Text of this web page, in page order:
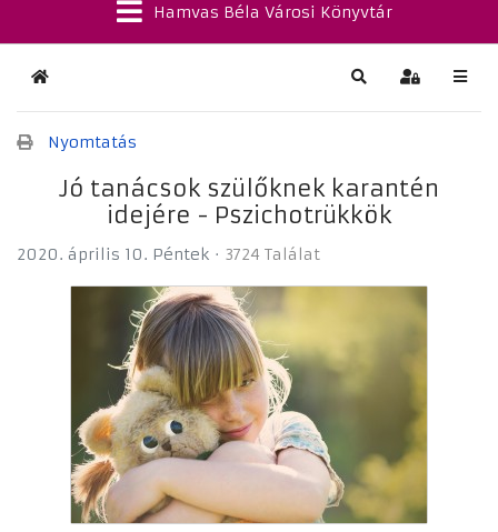
Hamvas Béla Városi Könyvtár
Kezdőlap Keresés
Nyomtatás
Jó tanácsok szülőknek karantén
idejére - Pszichotrükkök
2020. április 10. Péntek 3724 Találat